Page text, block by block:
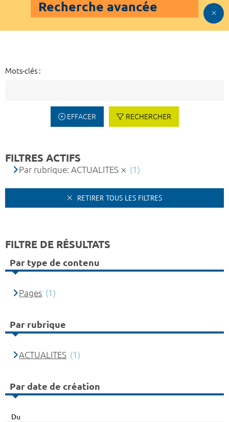
Recherche avancée
Mots-clés :
EFFACER RECHERCHER
FILTRES ACTIFS
Par rubrique: ACTUALITES (1)
RETIRER TOUS LES FILTRES
FILTRE DE RÉSULTATS
Par type de contenu
Pages (1)
Par rubrique
ACTUALITES (1)
Par date de création
Du